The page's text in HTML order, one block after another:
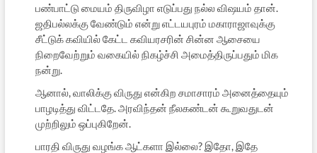
பண்பாட்டு மையம் திருவிழா எடுப்பது நல்ல விஷயம் தான்.
ஜதிபல்லக்கு வேண்டும் என்று எட்டயபுரம் மகாராஜாவுக்கு
சீட்டுக் கவியில் கேட்ட கவியரசரின் சின்ன ஆசையை
நிறைவேற்றும் வகையில் நிகழ்ச்சி அமைத்திருப்பதும் மிக
நன்று.
ஆனால், வாலிக்கு விருது என்கிற சமாசாரம் அனைத்தையும்
பாழடித்து விட்டதே. அரவிந்தன் நீலகண்டன் கூறுவதுடன்
முற்றிலும் ஒப்புகிறேன்.
பாரதி விருது வழங்க ஆட்களா இல்லை? இதோ, இதே